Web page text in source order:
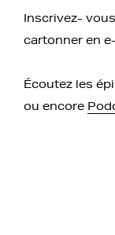
Inscrivez-
cartonner en
Écoutez les
ou encore